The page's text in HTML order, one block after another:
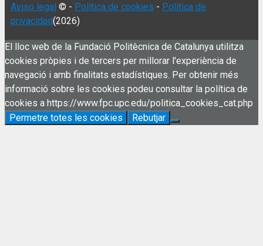
Aviso legal © - Política de cookies - Política de
privacidad(2026)
El lloc web de la Fundació Politècnica de Catalunya utilitza
cookies pròpies i de tercers per millorar l'experiència de
navegació i amb finalitats estadístiques. Per obtenir més
informació sobre les cookies podeu consultar la política de
cookies a https://www.fpc.upc.edu/politica_cookies_cat.php
Permetre totes les cookies
Rebutjar